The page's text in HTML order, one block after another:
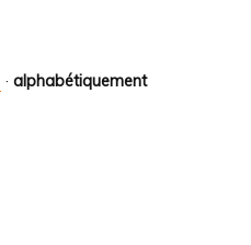
· alphabétiquement